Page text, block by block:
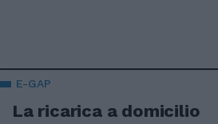
E-GAP
La ricarica a domicilio